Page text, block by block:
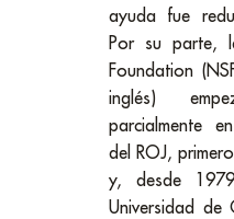
ayuda fue
Por su parte,
Foundation
inglés)
parcialmente
del ROJ,
y, desde
Universidad de